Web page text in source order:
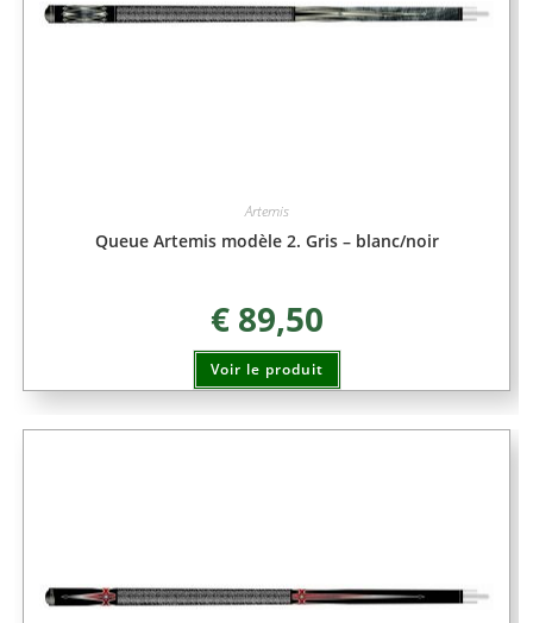
Artemis
Queue Artemis modèle 2. Gris – blanc/noir
€89,50
Voir le produit